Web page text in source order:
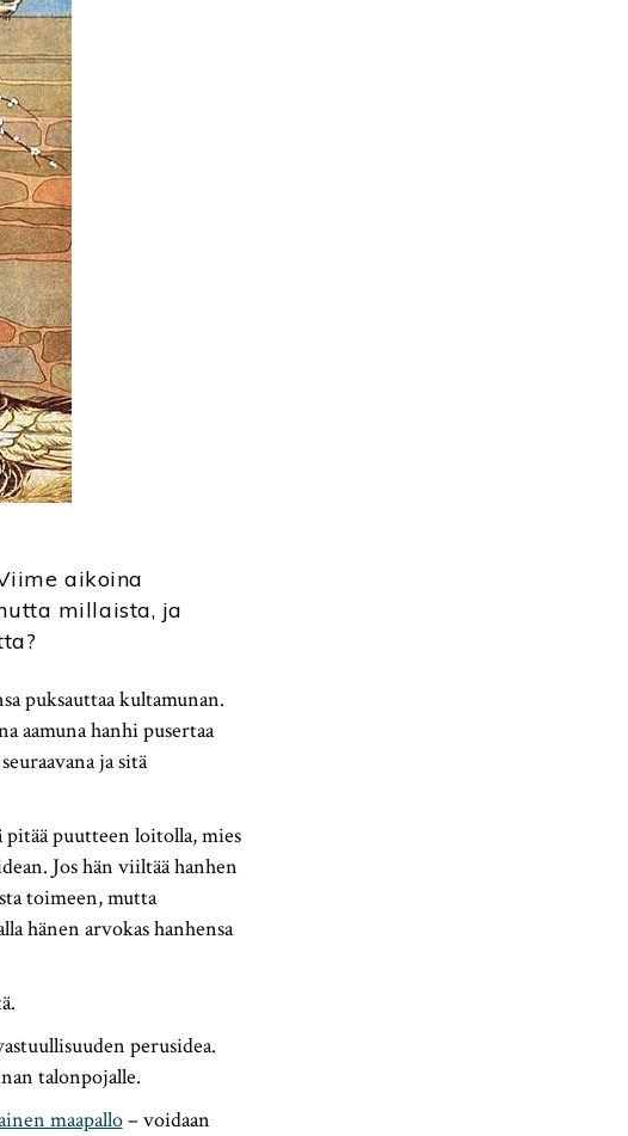
aikoina
millaista, ja
puksauttaa kultamunan.
aamuna hanhi pusertaa
ja sitä
pitää puutteen loitolla, mies
Jos hän viiltää hanhen
toimeen, mutta
hänen arvokas hanhensa
perusidea.
talonpojalle.
maapallo– voidaan